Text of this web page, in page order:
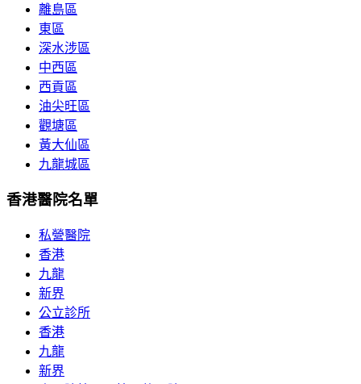
離島區
東區
深水涉區
中西區
西貢區
油尖旺區
觀塘區
黃大仙區
九龍城區
香港醫院名單
私營醫院
香港
九龍
新界
公立診所
香港
九龍
新界